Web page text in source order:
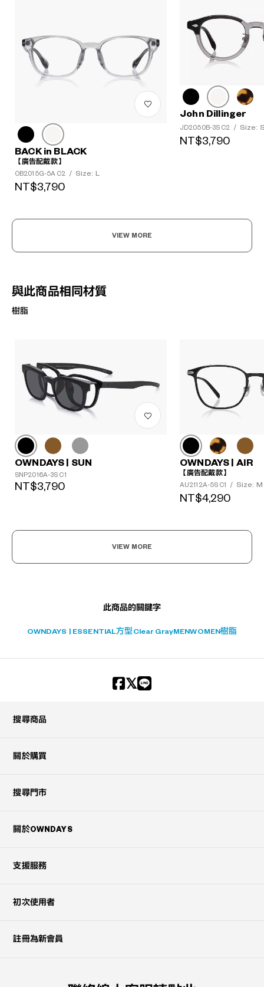
BACK in BLACK
【廣告配戴款】
OB2015G-5A C2
/ Size: L
NT$3,790
John Dillinger
JD2050B-3S C2 / Size:
NT$3,790
VIEW MORE
與此商品相同材質
樹脂
OWNDAYS | SUN
SNP2016A-3S C1
NT$3,790
OWNDAYS | AIR
【廣告配戴款】
AU2112A-5S C1
/ Size: M
NT$4,290
VIEW MORE
此商品的關鍵字
OWNDAYS | ESSENTIAL方型 Clear GrayMENWOMEN樹脂
搜尋商品
關於購買
搜尋門市
關於OWNDAYS
支援服務
初次使用者
註冊為新會員